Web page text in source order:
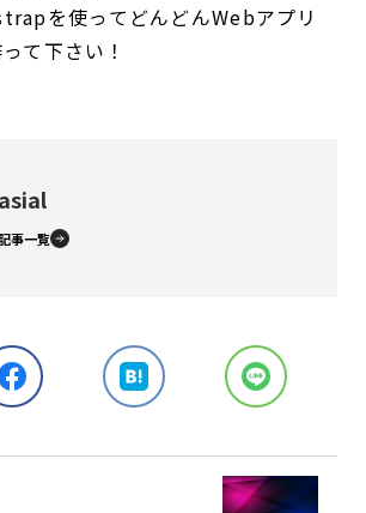
を使ってどんどんWebアプリ
て下さい！
asial
事一覧